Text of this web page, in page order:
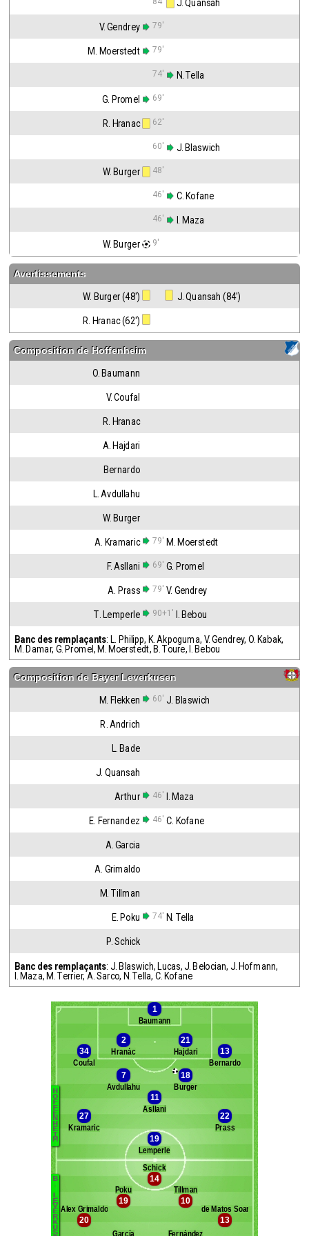
J. Quansah
V. Gendrey 79'
M. Moerstedt 79'
74' N. Tella
G. Promel 69'
R. Hranac 62'
60' J. Blaswich
W. Burger 48'
46' C. Kofane
46' I. Maza
W. Burger 9'
Avertissements
W. Burger (48') J. Quansah (84')
R. Hranac (62')
Composition de Hoffenheim
O. Baumann
V. Coufal
R. Hranac
A. Hajdari
Bernardo
L. Avdullahu
W. Burger
A. Kramaric 79' M. Moerstedt
F. Asllani 69' G. Promel
A. Prass 79' V. Gendrey
T. Lemperle 90+1' I. Bebou
Banc des remplaçants: L. Philipp, K. Akpoguma, V. Gendrey, O. Kabak,
M. Damar, G. Promel, M. Moerstedt, B. Toure, I. Bebou
Composition de Bayer Leverkusen
M. Flekken 60' J. Blaswich
R. Andrich
L. Bade
J. Quansah
Arthur 46' I. Maza
E. Fernandez 46' C. Kofane
A. Garcia
A. Grimaldo
M. Tillman
E. Poku 74' N. Tella
P. Schick
Banc des remplaçants: J. Blaswich, Lucas,J. Belocian, J. Hofmann,
I. Maza, M. Terrier, A. Sarco, N. Tella, C. Kofane